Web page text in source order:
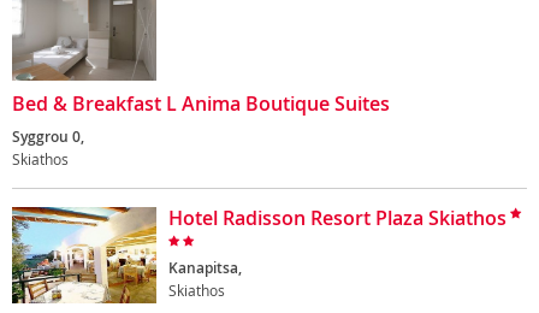
Bed & Breakfast L Anima Boutique Suites
Syggrou 0,
Skiathos
Hotel Radisson Resort Plaza Skiathos
Kanapitsa,
Skiathos